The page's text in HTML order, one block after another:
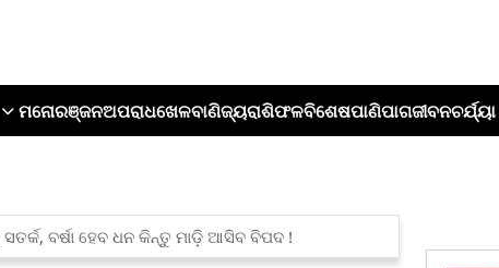
ମନୋରଞ୍ଜନଅପରାଧଖେଳବାଣିଜ୍ୟରାଶିଫଳବିଶେଷପାଣିପାଗଜୀବନଚର୍ଯ୍ୟା
ବର୍ଷା ହେବ ଧନ କିନ୍ତୁ ମାଡ଼ି ଆସିବ ବିପଦ !